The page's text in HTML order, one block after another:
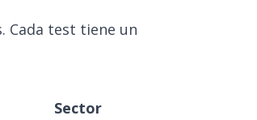
Cada test tiene un
Sector